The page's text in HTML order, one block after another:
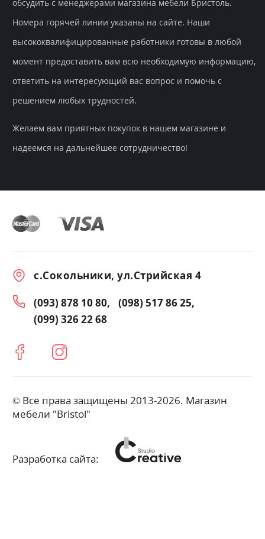
обсудить с менеджерами магазина мебели Бристоль.
Номера горячей линии указаны на сайте. Наши
высококвалифицированные работники готовы в любой
момент предоставить вам всю необходимую информацию,
ответить на интересующий вас вопрос и помочь с
решением любых трудностей.
Желаем вам приятных покупок в нашем магазине и
надеемся на дальнейшее сотрудничество!
с.Сокольники, ул.Стрийская 4
(093) 878 10 80
(098) 517 86 25
(099) 326 22 68
© Все права защищены 2013-2026. Магазин
мебели "Bristol"
Разработка сайта: